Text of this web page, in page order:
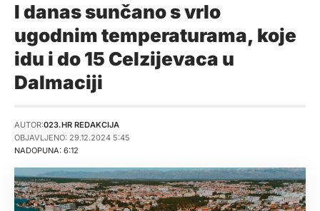
I danas sunčano s vrlo
ugodnim temperaturama, koje
idu i do 15 Celzijevaca u
Dalmaciji
NADOPUNA: 6:12
AUTOR:023.HR REDAKCIJA
OBJAVLJENO: 29.12.2024 5:45